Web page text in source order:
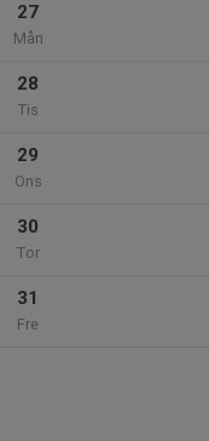
27
Mån
28
Tis
29
Ons
30
Tor
31
Fre